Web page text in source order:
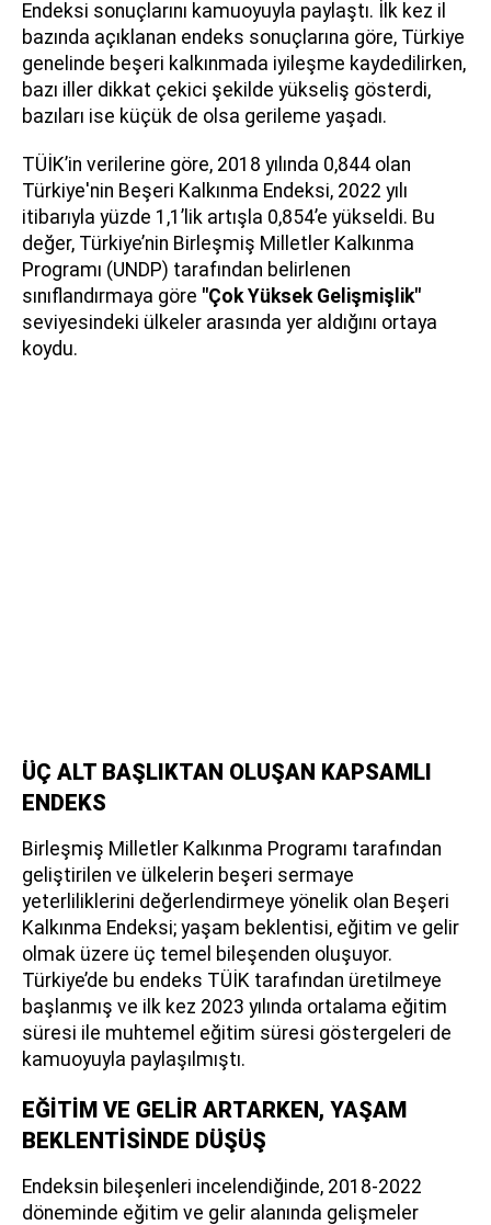
Endeksi sonuçlarını kamuoyuyla paylaştı. İlk kez il
bazında açıklanan endeks sonuçlarına göre, Türkiye
genelinde beşeri kalkınmada iyileşme kaydedilirken,
bazı iller dikkat çekici şekilde yükseliş gösterdi,
bazıları ise küçük de olsa gerileme yaşadı.
TÜİK’in verilerine göre, 2018 yılında 0,844 olan
Türkiye'nin Beşeri Kalkınma Endeksi, 2022 yılı
itibarıyla yüzde 1,1’lik artışla 0,854’e yükseldi. Bu
değer, Türkiye’nin Birleşmiş Milletler Kalkınma
Programı (UNDP) tarafından belirlenen
sınıflandırmaya göre "Çok Yüksek Gelişmişlik"
seviyesindeki ülkeler arasında yer aldığını ortaya
koydu.
ÜÇ ALT BAŞLIKTAN OLUŞAN KAPSAMLI
ENDEKS
Birleşmiş Milletler Kalkınma Programı tarafından
geliştirilen ve ülkelerin beşeri sermaye
yeterliliklerini değerlendirmeye yönelik olan Beşeri
Kalkınma Endeksi; yaşam beklentisi, eğitim ve gelir
olmak üzere üç temel bileşenden oluşuyor.
Türkiye’de bu endeks TÜİK tarafından üretilmeye
başlanmış ve ilk kez 2023 yılında ortalama eğitim
süresi ile muhtemel eğitim süresi göstergeleri de
kamuoyuyla paylaşılmıştı.
EĞİTİM VE GELİR ARTARKEN, YAŞAM
BEKLENTİSİNDE DÜŞÜŞ
Endeksin bileşenleri incelendiğinde, 2018-2022
döneminde eğitim ve gelir alanında gelişmeler